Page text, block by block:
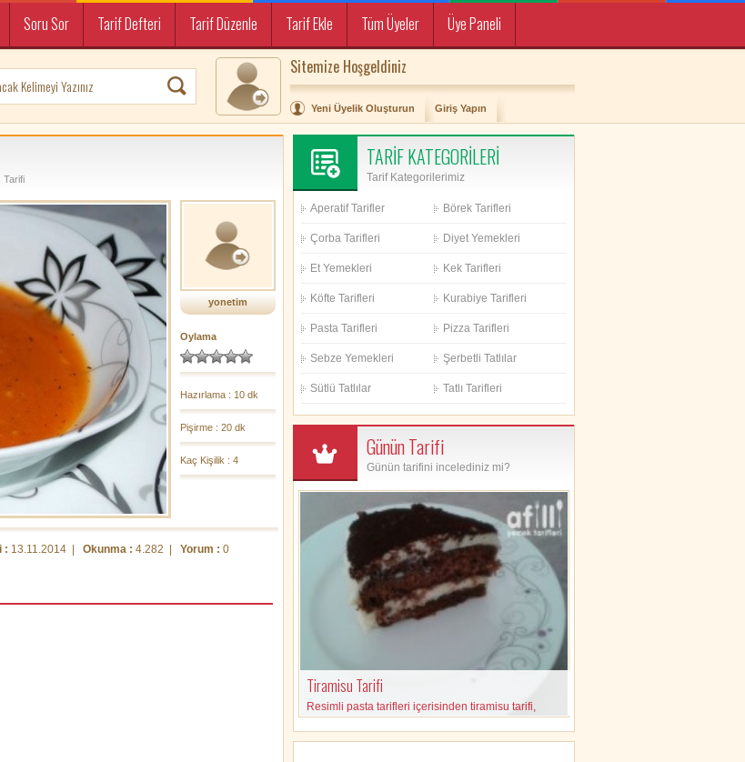
Soru Sor Tarif Defteri Tarif Düzenle Tarif Ekle Tüm Üyeler
Üye Paneli
Sitemize Hoşgeldiniz
Yeni Üyelik Oluşturun Giriş Yapın
Tarifi
yonetim
Oylama
Hazırlama : 10 dk
Pişirme : 20 dk
Kaç Kişilik : 4
: 13.11.2014 | Okunma : 4.282 | Yorum : 0
TARİF KATEGORİLERİ
Tarif Kategorilerimiz
Aperatif Tarifler Börek Tarifleri
Çorba Tarifleri Diyet Yemekleri
Et Yemekleri Kek Tarifleri
Köfte Tarifleri Kurabiye Tarifleri
Pasta Tarifleri Pizza Tarifleri
Sebze Yemekleri Şerbetli Tatlılar
Sütlü Tatlılar Tatlı Tarifleri
Günün Tarifi
Günün tarifini incelediniz mi?
Tiramisu Tarifi
Resimli pasta tarifleri içerisinden tiramisu tarifi,